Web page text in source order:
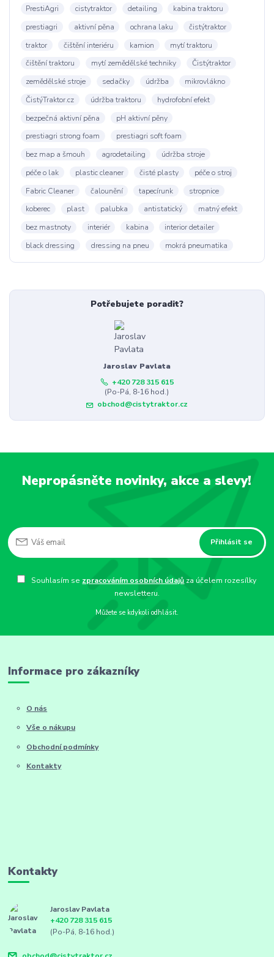
PrestiAgri cistytraktor detailing
kabina traktoru
prestiagri
aktivní pěna ochrana laku
čistýtraktor
traktor
čištění interiéru kamion
mytí traktoru
čištění traktoru
mytí zemědělské techniky
Čistýtraktor
zemědělské stroje
sedačky údržba
mikrovlákno
ČistýTraktor.cz
údržba traktoru
hydrofobní efekt
bezpečná aktivní pěna
pH aktivní pěny
prestiagri strong foam
prestiagri soft foam
bez map a šmouh
agrodetailing
údržba stroje
péče o lak
plastic cleaner čisté plasty
péče o stroj
Fabric Cleaner
čalounění tapecírunk
stropnice
koberec
plast palubka antistatický
matný efekt
bez mastnoty
interiér kabina
interior detailer
black dressing
dressing na pneu mokrá pneumatika
Potřebujete poradit?
Jaroslav Pavlata
+420 728 315 615
(Po-Pá, 8-16 hod.)
obchod@cistytraktor.cz
Nepropásněte novinky, akce a slevy!
Přihlásit se
Souhlasím se zpracováním osobních údajů za účelem rozesílky
newsletteru.
Můžete se kdykoli odhlásit.
Informace pro zákazníky
O nás
Vše o nákupu
Obchodní podmínky
Kontakty
Kontakty
Jaroslav Pavlata
+420 728 315 615
(Po-Pá, 8-16 hod.)